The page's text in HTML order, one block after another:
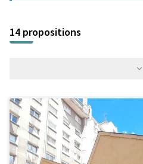
14 propositions